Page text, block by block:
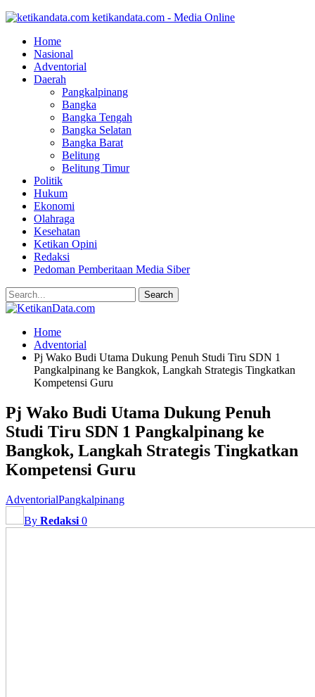
ketikandata.com - Media Online
Home
Nasional
Adventorial
Daerah
Pangkalpinang
Bangka
Bangka Tengah
Bangka Selatan
Bangka Barat
Belitung
Belitung Timur
Politik
Hukum
Ekonomi
Olahraga
Kesehatan
Ketikan Opini
Redaksi
Pedoman Pemberitaan Media Siber
Home
Adventorial
Pj Wako Budi Utama Dukung Penuh Studi Tiru SDN 1
Pangkalpinang ke Bangkok, Langkah Strategis Tingkatkan
Kompetensi Guru
Pj Wako Budi Utama Dukung Penuh
Studi Tiru SDN 1 Pangkalpinang ke
Bangkok, Langkah Strategis Tingkatkan
Kompetensi Guru
AdventorialPangkalpinang
By Redaksi 0